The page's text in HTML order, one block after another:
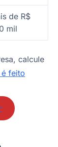
de R$
mil
calcule
feito